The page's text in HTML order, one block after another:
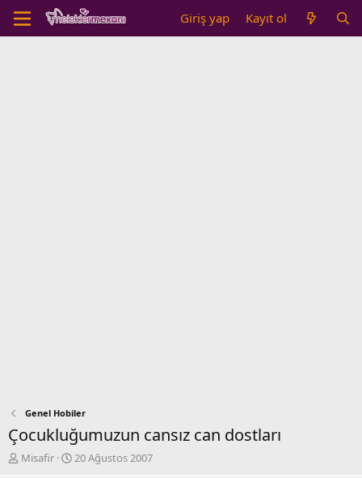
Giriş yap Kayıt ol
Genel Hobiler
Çocukluğumuzun cansız can dostları
K
Misafir
B
20 Ağustos 2007